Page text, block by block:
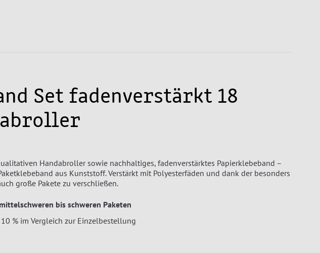
Set fadenverstärkt 18
Handabroller sowie nachhaltiges, fadenverstärktes Papierklebeband –
aus Kunststoff. Verstärkt mit Polyesterfäden und dank der besonders
große Pakete zu verschließen.
mittelschweren bis schweren Paketen
% im Vergleich zur Einzelbestellung